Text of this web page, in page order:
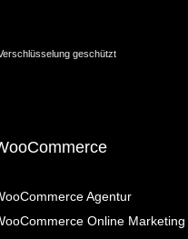
geschützt
Agentur
Online Marketing